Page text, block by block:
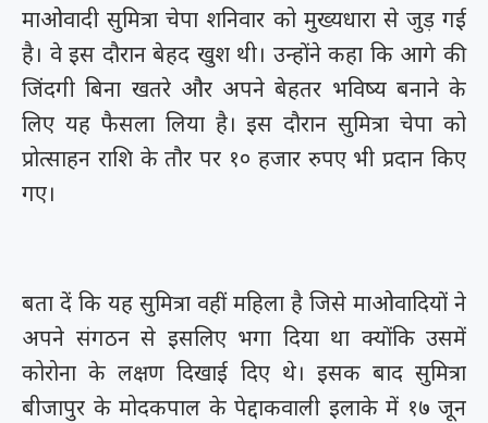
माओवादी सुमित्रा चेपा शनिवार को मुख्यधारा से जुड़ गई
है। वे इस दौरान बेहद खुश थी। उन्होंने कहा कि आगे की
जिंदगी बिना खतरे और अपने बेहतर भविष्य बनाने के
लिए यह फैसला लिया है। इस दौरान सुमित्रा चेपा को
प्रोत्साहन राशि के तौर पर १० हजार रुपए भी प्रदान किए
गए।
बता दें कि यह सुमित्रा वहीं महिला है जिसे माओवादियों ने
अपने संगठन से इसलिए भगा दिया था क्योंकि उसमें
कोरोना के लक्षण दिखाई दिए थे। इसक बाद सुमित्रा
बीजापुर के मोदकपाल के पेद्दाकवाली इलाके में १७ जून